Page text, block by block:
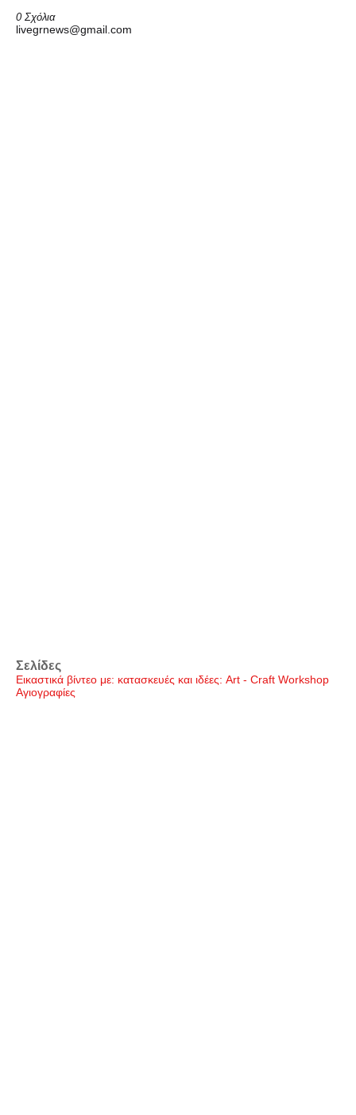
0 Σχόλια
livegrnews@gmail.com
Σελίδες
Εικαστικά βίντεο με: κατασκευές και ιδέες: Art - Craft Workshop
Αγιογραφίες